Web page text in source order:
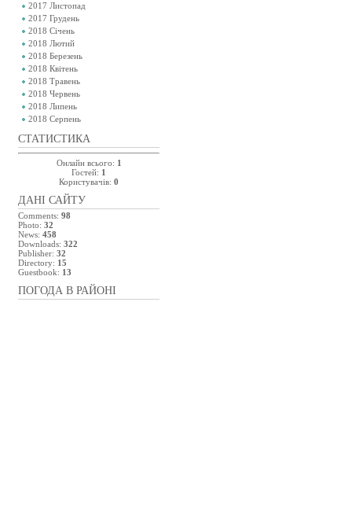
2017 Листопад
2017 Грудень
2018 Січень
2018 Лютий
2018 Березень
2018 Квітень
2018 Травень
2018 Червень
2018 Липень
2018 Серпень
СТАТИСТИКА
Онлайн всього: 1
Гостей: 1
Користувачів: 0
ДАНІ САЙТУ
Comments: 98
Photo: 32
News: 458
Downloads: 322
Publisher: 32
Directory: 15
Guestbook: 13
ПОГОДА В РАЙОНІ